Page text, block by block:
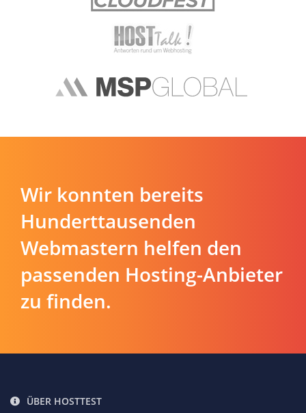
Wir konnten bereits
Hunderttausenden
Webmastern helfen den
passenden Hosting-Anbieter
zu finden.
ÜBER HOSTTEST